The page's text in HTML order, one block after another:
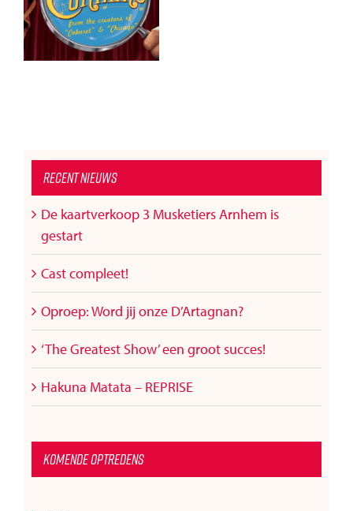
Recent nieuws
De kaartverkoop 3 Musketiers Arnhem is
gestart
Cast compleet!
Oproep: Word jij onze D’Artagnan?
‘The Greatest Show’ een groot succes!
Hakuna Matata – REPRISE
Komende optredens